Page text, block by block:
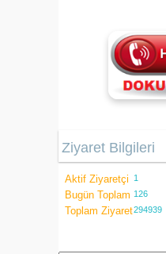
Ziyaret Bilgileri
Aktif Ziyaretçi 1
Bugün Toplam 126
Toplam Ziyaret294939